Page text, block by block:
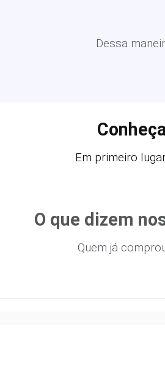
Dessa
Em primeiro
O que dizem
Quem já